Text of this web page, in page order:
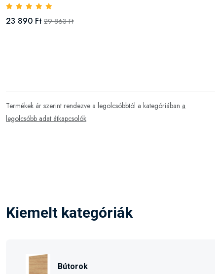
23 890 Ft 29 863 Ft
Termékek ár szerint rendezve a legolcsóbbtól a kategóriában a
legolcsóbb adat átkapcsolók
Kiemelt kategóriák
Bútorok